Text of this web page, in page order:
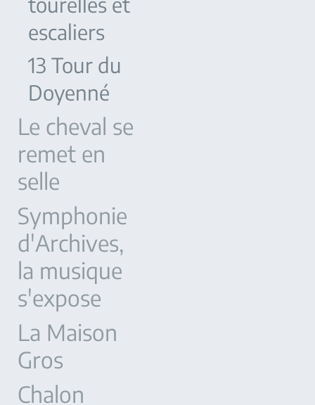
escaliers
13 Tour du
Doyenné
Le cheval se
remet en
selle
Symphonie
d'Archives,
la musique
s'expose
La Maison
Gros
Chalon